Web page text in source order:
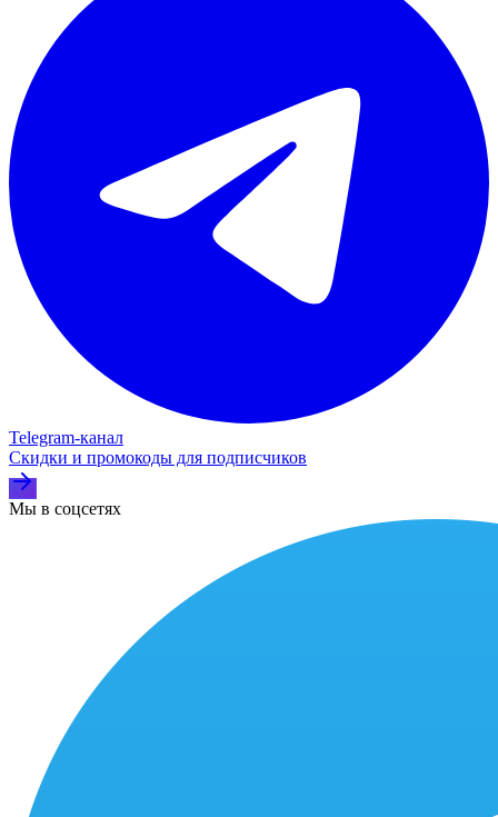
Telegram‑канал
Скидки и промокоды для подписчиков
Мы в соцсетях